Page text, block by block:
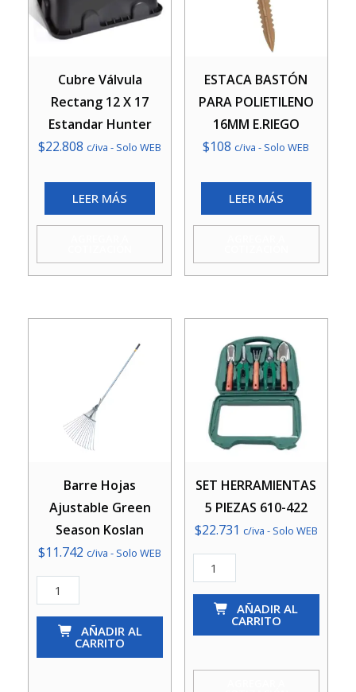
Cubre Válvula
Rectang 12 X 17
Estandar Hunter
$22.808 c/iva - Solo WEB
LEER MÁS
ESTACA BASTÓN
PARA POLIETILENO
16MM E.RIEGO
$108 c/iva - Solo WEB
LEER MÁS
Barre Hojas
Ajustable Green
Season Koslan
$11.742 c/iva - Solo WEB
Barre
Hojas
AjustableAÑADIR AL
CARRITO
SET HERRAMIENTAS
5 PIEZAS 610-422
$22.731 c/iva - Solo WEB
SET
HERRAMIENTAS
422
AÑADIR AL
CARRITO